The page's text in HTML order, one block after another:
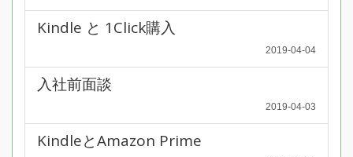
Kindle と 1Click購入
2019-04-04
入社前面談
2019-04-03
KindleとAmazon Prime